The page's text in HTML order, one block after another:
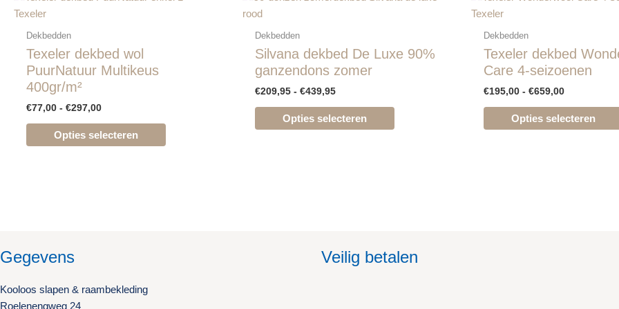
Texeler
Dekbedden
Texeler dekbed wol
PuurNatuur Multikeus
400gr/m²
€77,00 - €297,00
Opties selecteren
gekozen
worden
Dekbedden
Silvana dekbed De Luxe 90%
ganzendons zomer
€209,95 - €439,95
Opties selecteren
variaties.
kan
gekozen
Texeler
Dekbedden
Texeler dekbed
Care 4-seizoenen
€195,00 - €659,00
Opties selecteren
Gegevens
Kooloos slapen & raambekleding
Roelenengweg 24
Veilig betalen